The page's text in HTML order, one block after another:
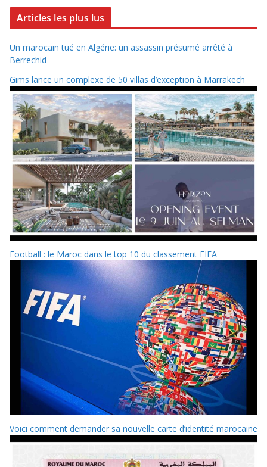
Articles les plus lus
Un marocain tué en Algérie: un assassin présumé arrêté à
Berrechid
Gims lance un complexe de 50 villas d’exception à Marrakech
Football : le Maroc dans le top 10 du classement FIFA
Voici comment demander sa nouvelle carte d’identité marocaine